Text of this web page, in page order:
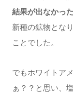
結果が出なかった
新種の鉱物となり
ことでした。
でもホワイトア
ぁ？？と思い、